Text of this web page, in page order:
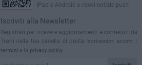
iPad e Android e ricevi notizie push
Iscriviti alla Newsletter
Registrati per ricevere aggiornamenti e contenuti da
Trani nella tua casella di posta Iscrivendoti accetti i
termini e la privacy policy